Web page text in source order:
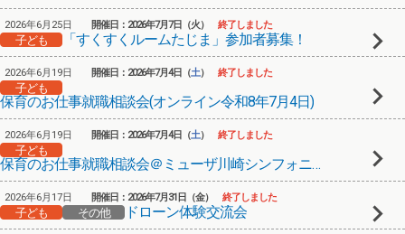
2026年6月25日
子ども 「すくすくルームたじま」参加者募集！
開催日：2026年7月7日（火） 終了しました
2026年6月19日
子ども
保育のお仕事就職相談会(オンライン令和8年7月4日)
開催日：2026年7月4日（土） 終了しました
2026年6月19日
子ども
保育のお仕事就職相談会＠ミューザ川崎シンフォニーホール
開催日：2026年7月4日（土） 終了しました
2026年6月17日
子ども その他 ドローン体験交流会
開催日：2026年7月31日（金） 終了しました